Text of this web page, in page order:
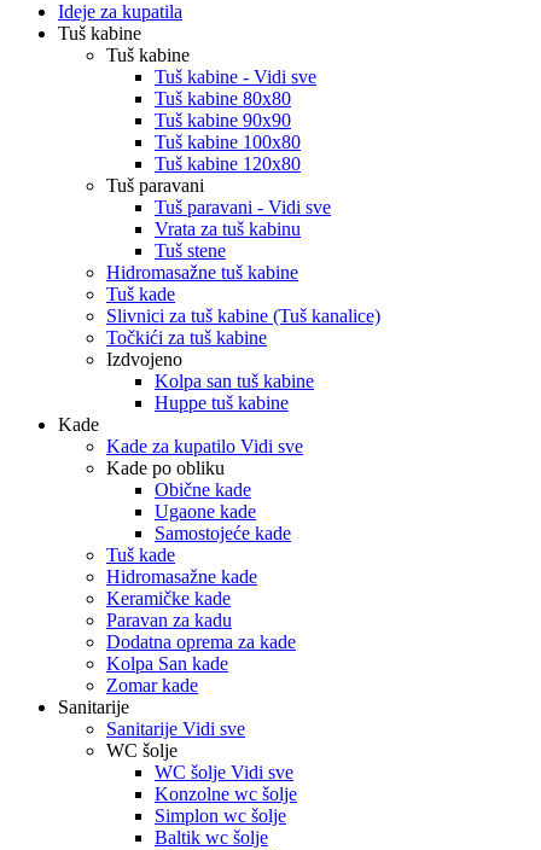
Ideje za kupatila
Tuš kabine
Tuš kabine
Tuš kabine - Vidi sve
Tuš kabine 80x80
Tuš kabine 90x90
Tuš kabine 100x80
Tuš kabine 120x80
Tuš paravani
Tuš paravani - Vidi sve
Vrata za tuš kabinu
Tuš stene
Hidromasažne tuš kabine
Tuš kade
Slivnici za tuš kabine (Tuš kanalice)
Točkići za tuš kabine
Izdvojeno
Kolpa san tuš kabine
Huppe tuš kabine
Kade
Kade za kupatilo Vidi sve
Kade po obliku
Obične kade
Ugaone kade
Samostojeće kade
Tuš kade
Hidromasažne kade
Keramičke kade
Paravan za kadu
Dodatna oprema za kade
Kolpa San kade
Zomar kade
Sanitarije
Sanitarije Vidi sve
WC šolje
WC šolje Vidi sve
Konzolne wc šolje
Simplon wc šolje
Baltik wc šolje